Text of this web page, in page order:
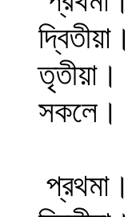
দ্বিতীয়া।
তৃতীয়া।
সকলে।
প্রথমা।